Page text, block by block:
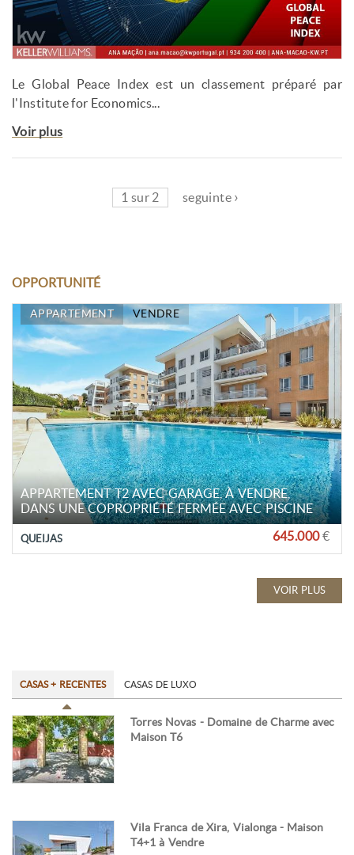
Le Global Peace Index est un classement préparé par
l'Institute for Economics...
Voir plus
1 sur 2 seguinte ›
OPPORTUNITÉ
APPARTEMENT VENDRE
APPARTEMENT T2 AVEC GARAGE, À VENDRE,
DANS UNE COPROPRIÉTÉ FERMÉE AVEC PISCINE
QUEIJAS 645.000€
VOIR PLUS
CASAS + RECENTES CASAS DE LUXO
Torres Novas - Domaine de Charme avec
Maison T6
Vila Franca de Xira, Vialonga - Maison
T4+1 à Vendre